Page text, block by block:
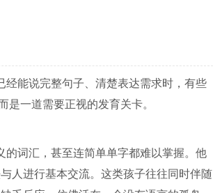
经能说完整句子、清楚表达需求时，有些
一道需要正视的发育关卡。
词汇，甚至连简单单字都难以掌握。他
人进行基本交流。这类孩子往往同时伴随